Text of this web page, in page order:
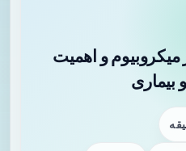
و اهمیت
بیماری